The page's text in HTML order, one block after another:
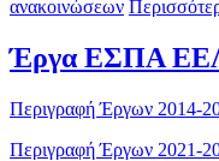
ανακοινώσεων
Έργα ΕΣΠΑ ΕΕΛ
Περιγραφή Έργων 2014-
Περιγραφή Έργων 2021-